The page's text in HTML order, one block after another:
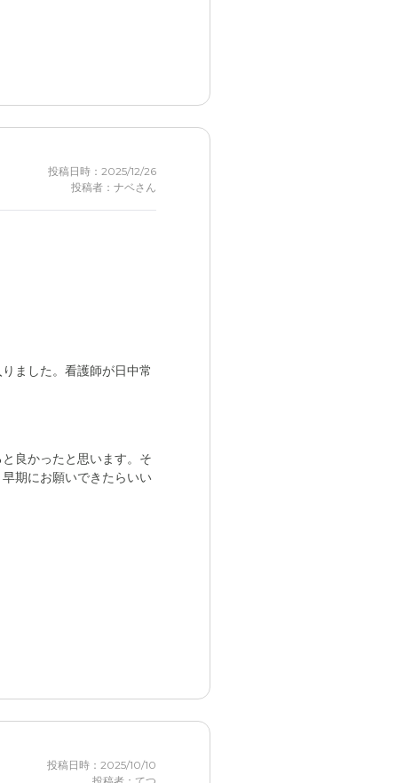
のみだそうで、お風呂好
投稿日時：2025/12/26
投稿者：ナベさん
ました。看護師が日中常
良かったと思います。そ
期にお願いできたらいい
投稿日時：2025/10/10